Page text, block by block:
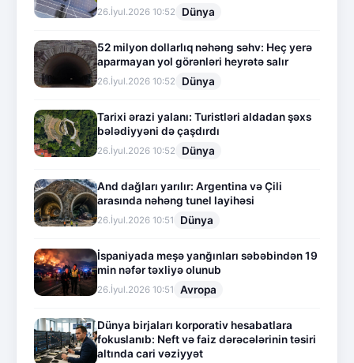
26.İyul.2026 10:52 Dünya
52 milyon dollarlıq nəhəng səhv: Heç yerə
aparmayan yol görənləri heyrətə salır
26.İyul.2026 10:52 Dünya
Tarixi ərazi yalanı: Turistləri aldadan şəxs
bələdiyyəni də çaşdırdı
26.İyul.2026 10:52 Dünya
And dağları yarılır: Argentina və Çili
arasında nəhəng tunel layihəsi
26.İyul.2026 10:51 Dünya
İspaniyada meşə yanğınları səbəbindən 19
min nəfər təxliyə olunub
26.İyul.2026 10:51 Avropa
Dünya birjaları korporativ hesabatlara
fokuslanıb: Neft və faiz dərəcələrinin təsiri
altında cari vəziyyət